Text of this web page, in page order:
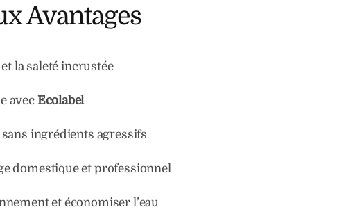
Avantages
la saleté incrustée
avec Ecolabel
ingrédients agressifs
domestique et professionnel
et économiser l’eau